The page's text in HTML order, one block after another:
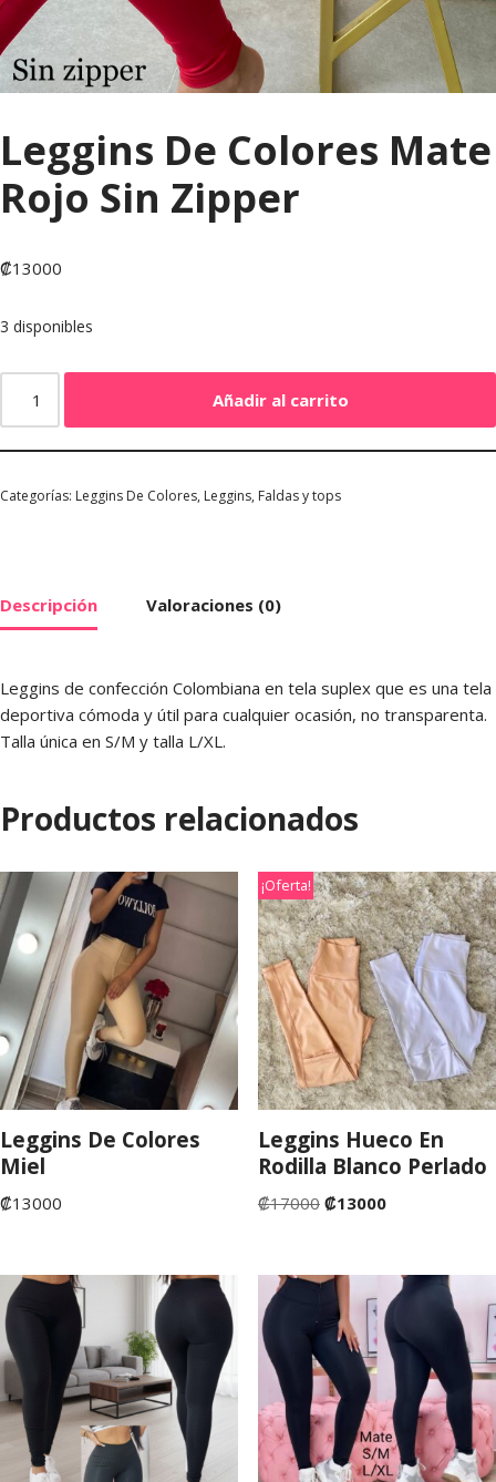
Leggins De Colores Mate
Rojo Sin Zipper
₡13000
3 disponibles
Añadir al carrito
Categorías: Leggins De Colores, Leggins, Faldas y tops
Descripción Valoraciones (0)
Leggins de confección Colombiana en tela suplex que es una tela
deportiva cómoda y útil para cualquier ocasión, no transparenta.
Talla única en S/M y talla L/XL.
Productos relacionados
Leggins De Colores
Miel
₡13000
¡Oferta!
Leggins Hueco En
Rodilla Blanco Perlado
₡17000 ₡13000